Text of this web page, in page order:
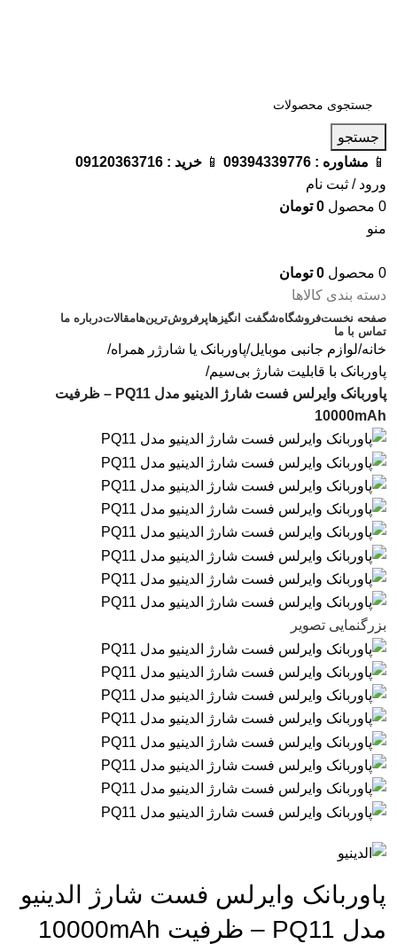
جستجو
📱 مشاوره : 09394339776
📱 خرید : 09120363716
ورود / ثبت نام
0 محصول 0 تومان
منو
0 محصول 0 تومان
دسته بندی کالاها
صفحه نخستفروشگاهشگفت انگیزهاپرفروش‌ترین‌هامقالاتدرباره ما
تماس با ما
خانه لوازم جانبی موبایل پاوربانک یا شارژر همراه
پاوربانک با قابلیت شارژ بی‌سیم
پاوربانک وایرلس فست شارژ الدینیو مدل PQ11 – ظرفیت
10000mAh
بزرگنمایی تصویر
پاوربانک وایرلس فست شارژ الدینیو
مدل PQ11 – ظرفیت 10000mAh